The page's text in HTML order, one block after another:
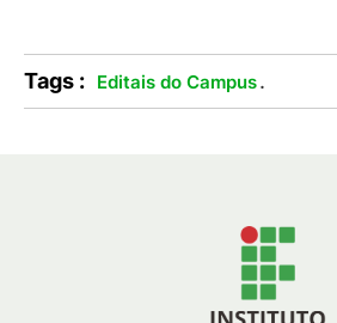
Tags : Editais do Campus.